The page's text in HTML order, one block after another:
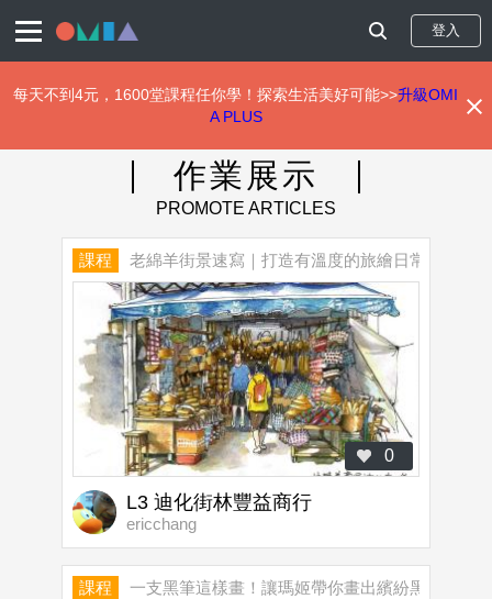
登入
每天不到4元，1600堂課程任你學！探索生活美好可能>>升級OMI
A PLUS
作業展示
課程 老綿羊街景速寫｜打造有溫度的旅繪日常
0
L3 迪化街林豐益商行
ericchang
課程 一支黑筆這樣畫！讓瑪姬帶你畫出繽紛黑白世界